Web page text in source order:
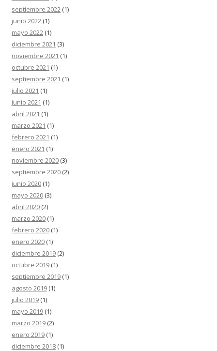
septiembre 2022 (1)
junio 2022 (1)
mayo 2022 (1)
diciembre 2021 (3)
noviembre 2021 (1)
octubre 2021 (1)
septiembre 2021 (1)
julio 2021 (1)
junio 2021 (1)
abril 2021 (1)
marzo 2021 (1)
febrero 2021 (1)
enero 2021 (1)
noviembre 2020 (3)
septiembre 2020 (2)
junio 2020 (1)
mayo 2020 (3)
abril 2020 (2)
marzo 2020 (1)
febrero 2020 (1)
enero 2020 (1)
diciembre 2019 (2)
octubre 2019 (1)
septiembre 2019 (1)
agosto 2019 (1)
julio 2019 (1)
mayo 2019 (1)
marzo 2019 (2)
enero 2019 (1)
diciembre 2018 (1)